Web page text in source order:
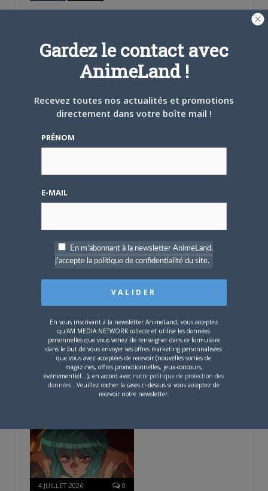
BRUNO DE LA CRUZ
Défendre les couleurs d'AnimeLand était
rencontrer Hiroaki Samura et je pourrai
partir tranquille.
ARTICLES LIÉS
5 AOÛT 2026 0
L’AnimeLand Hors-Série
– Spécial Posters est
disponible !
4 AOÛT 2026 0
Une nouvelle série TV
Digimon en préparation
4 JUILLET 2026 0
Gardez le contact avec
AnimeLand !
Recevez toutes nos actualités et promotions
directement dans votre boîte mail !
PRÉNOM
E-MAIL
En m'abonnant à la newsletter AnimeLand,
j'accepte la politique de confidentialité du site.
En vous inscrivant à la newsletter AnimeLand, vous acceptez
qu'AM MEDIA NETWORK collecte et utilise les données
personnelles que vous venez de renseigner dans ce formulaire
dans le but de vous envoyer ses offres marketing personnalisées
que vous avez acceptées de recevoir (nouvelles sorties de
magazines, offres promotionnelles, jeux-concours,
événementiel...), en accord avec notre politique de protection des
données . Veuillez cocher la cases ci-dessus si vous acceptez de
recevoir notre newsletter.